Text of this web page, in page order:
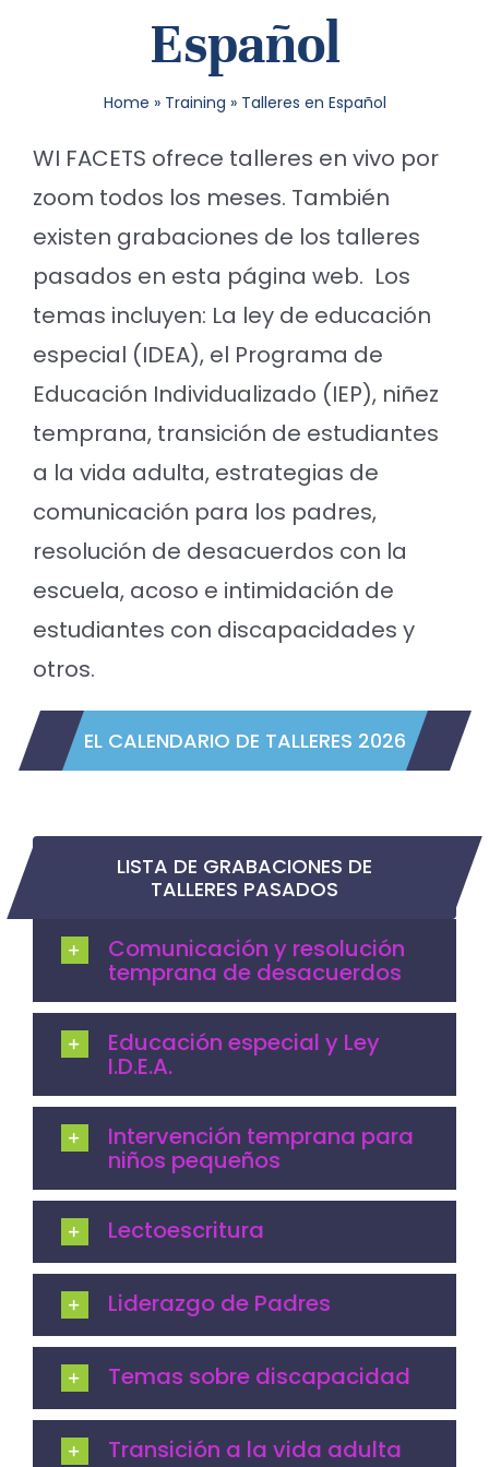
Español
Home » Training » Talleres en Español
WI FACETS ofrece talleres en vivo por
zoom todos los meses. También
existen grabaciones de los talleres
pasados en esta página web. Los
temas incluyen: La ley de educación
especial (IDEA), el Programa de
Educación Individualizado (IEP), niñez
temprana, transición de estudiantes
a la vida adulta, estrategias de
comunicación para los padres,
resolución de desacuerdos con la
escuela, acoso e intimidación de
estudiantes con discapacidades y
otros.
EL CALENDARIO DE TALLERES 2026
LISTA DE GRABACIONES DE
TALLERES PASADOS
Comunicación y resolución
temprana de desacuerdos
Educación especial y Ley
I.D.E.A.
Intervención temprana para
niños pequeños
Lectoescritura
Liderazgo de Padres
Temas sobre discapacidad
Transición a la vida adulta